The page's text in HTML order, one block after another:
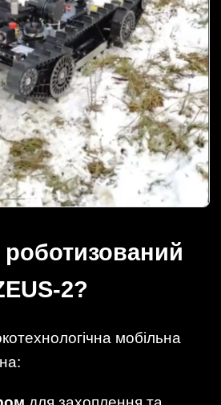
2?
мобільна